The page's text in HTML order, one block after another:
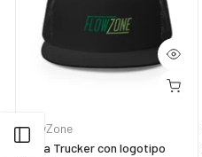
Abrir barra lateral
FlowZone
Gorra Trucker con logotipo